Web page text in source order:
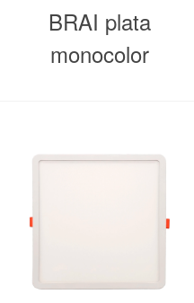
BRAI plata
monocolor